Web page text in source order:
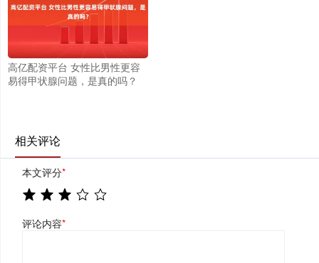
高亿配资平台 女性比男性更容
易得甲状腺问题，是真的吗？
相关评论
本文评分*
评论内容*